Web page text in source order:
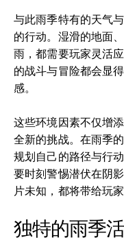
与此雨季特有的天气
的行动。湿滑的地面
雨，都需要玩家灵活
的战斗与冒险都会显
感。
这些环境因素不仅增
全新的挑战。在雨季
规划自己的路径与行
要时刻警惕潜伏在阴
片未知，都将带给玩
独特的雨季